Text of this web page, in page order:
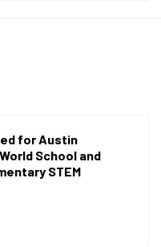
for Austin
School and
STEM